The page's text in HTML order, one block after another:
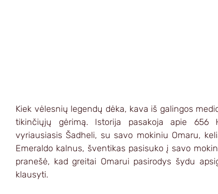
Kiek vėlesnių legendų dėka, kava iš galingos
tikinčiųjų gėrimą. Istorija pasakoja apie 656
vyriausiasis Šadheli, su savo mokiniu Omaru,
Emeraldo kalnus, šventikas pasisuko į savo
pranešė, kad greitai Omarui pasirodys šydu
klausyti.